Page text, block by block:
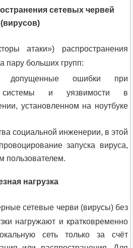
сетевых червей
(вирусов)
атаки») распространения
пару больших групп:
допущенные ошибки при
системы и уязвимости в
установленном на ноутбуке
социальной инженерии, в этой
запуска вируса,
пользователем.
нагрузка
сетевые черви (вирусы) без
нагружают и кратковременно
сеть только за счёт